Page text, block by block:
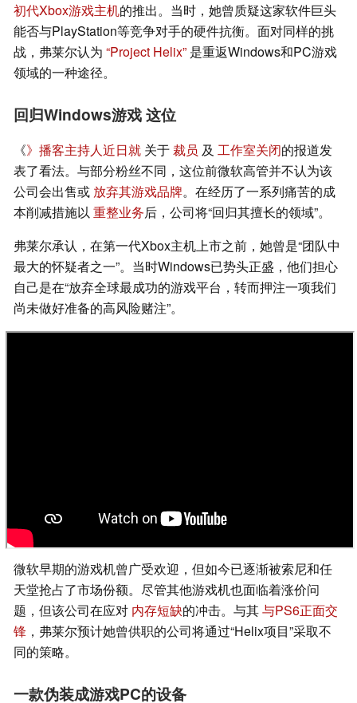
初代Xbox游戏主机的推出。当时，她曾质疑这家软件巨头
能否与PlayStation等竞争对手的硬件抗衡。面对同样的挑
战，弗莱尔认为 “Project Helix” 是重返Windows和PC游戏
领域的一种途径。
回归Windows游戏 这位
《》播客主持人近日就 关于裁员 及 工作室关闭的报道发
表了看法。与部分粉丝不同，这位前微软高管并不认为该
公司会出售或 放弃其游戏品牌。在经历了一系列痛苦的成
本削减措施以 重整业务后，公司将“回归其擅长的领域”。
弗莱尔承认，在第一代Xbox主机上市之前，她曾是“团队中
最大的怀疑者之一”。当时Windows已势头正盛，他们担心
自己是在“放弃全球最成功的游戏平台，转而押注一项我们
尚未做好准备的高风险赌注”。
微软早期的游戏机曾广受欢迎，但如今已逐渐被索尼和任
天堂抢占了市场份额。尽管其他游戏机也面临着涨价问
题，但该公司在应对 内存短缺的冲击。与其与PS6正面交
锋 ，弗莱尔预计她曾供职的公司将通过“Helix项目”采取不
同的策略。
一款伪装成游戏PC的设备